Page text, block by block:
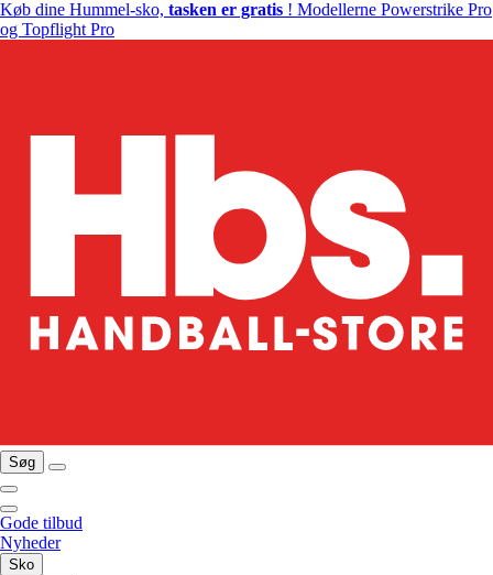
Køb dine Hummel-sko, tasken er gratis ! Modellerne Powerstrike Pro
og Topflight Pro
Søg
Gode tilbud
Nyheder
Sko